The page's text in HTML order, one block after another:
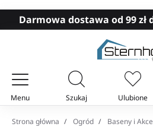
Darmowa dostawa od 99
Menu Szukaj Ulubione
Twój koszyk
Strona główna Ogród Baseny i